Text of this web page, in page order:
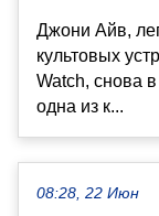
Джони Айв,
культовых
Watch, снова
одна из к...
08:28, 22 Июн